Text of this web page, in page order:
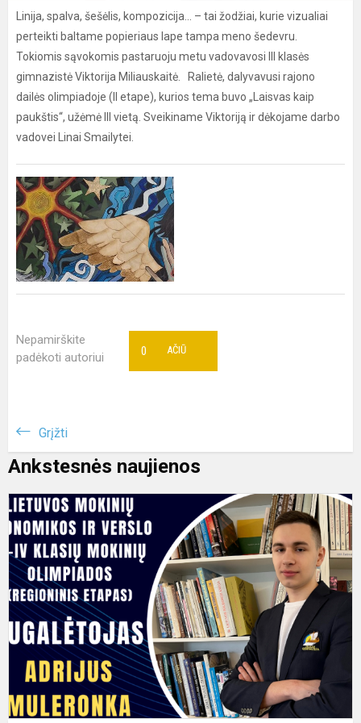
Linija, spalva, šešėlis, kompozicija... – tai žodžiai, kurie vizualiai
perteikti baltame popieriaus lape tampa meno šedevru.
Tokiomis sąvokomis pastaruoju metu vadovavosi III klasės
gimnazistė Viktorija Miliauskaitė. Ralietė, dalyvavusi rajono
dailės olimpiadoje (II etape), kurios tema buvo „Laisvas kaip
paukštis“, užėmė III vietą. Sveikiname Viktoriją ir dėkojame darbo
vadovei Linai Smailytei.
Nepamirškite
padėkoti autoriui
AČIŪ
0
Grįžti
Ankstesnės naujienos